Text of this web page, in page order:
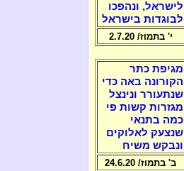
לישראל, ונהפכו
לבוגדות בישראל
י' בתמוז/ 2.7.20
מגיפת כתר
הקורונה באה כדי
שנתעורר ונינצל
מגזרות קשות פי
כמה בתנאי
שנצעק לאלוקים
ונבקש משיח
ב' בתמוז/ 24.6.20